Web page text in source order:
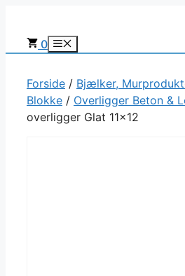
indhold0 Menu
Forside / Bjælker,
Blokke / Overligger Beton &
overligger Glat 11×12